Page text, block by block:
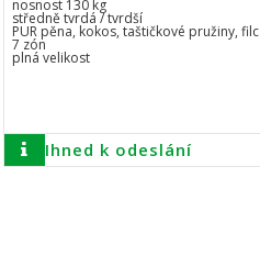
nosnost 130 kg
středně tvrdá / tvrdší
PUR pěna, kokos, taštičkové pružiny, filc
7 zón
plná velikost
Ihned k odeslání